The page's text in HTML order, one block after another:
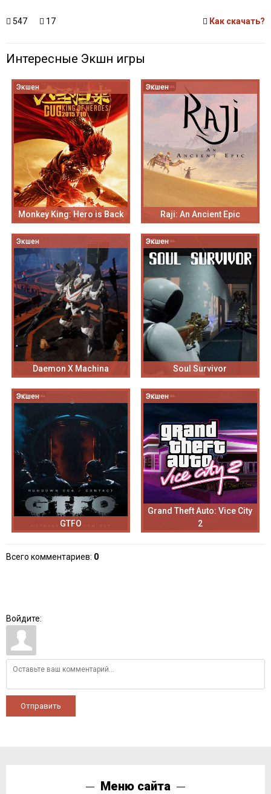
547 17 Как скачать?
Интересные Экшн игры
Экшен
Monkey King: Hero is Back
Экшен
Raji: An Ancient Epic
Экшен
Daemon X Machina
Экшен
Soul Survivor
Экшен
GTFO
Экшен
Grand Theft Auto: Vice City
2
Всего комментариев: 0
Войдите:
Отправить
Меню сайта